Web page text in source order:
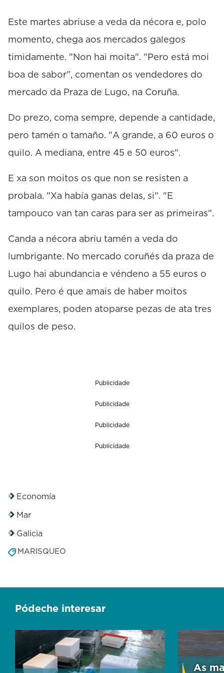
n
s
Este martes abriuse a veda da nécora e, polo
momento, chega aos mercados galegos
timidamente. "Non hai moita". "Pero está moi
boa de sabor", comentan os vendedores do
mercado da Praza de Lugo, na Coruña.
Do prezo, coma sempre, depende a cantidade,
pero tamén o tamaño. "A grande, a 60 euros o
quilo. A mediana, entre 45 e 50 euros".
E xa son moitos os que non se resisten a
probala. "Xa había ganas delas, si". "E
tampouco van tan caras para ser as primeiras".
Canda a nécora abriu tamén a veda do
lumbrigante. No mercado coruñés da praza de
Lugo hai abundancia e véndeno a 55 euros o
quilo. Pero é que amais de haber moitos
exemplares, poden atoparse pezas de ata tres
quilos de peso.
Publicidade
Publicidade
Publicidade
Publicidade
Economía
Mar
Galicia
MARISQUEO
Pódeche interesar
As